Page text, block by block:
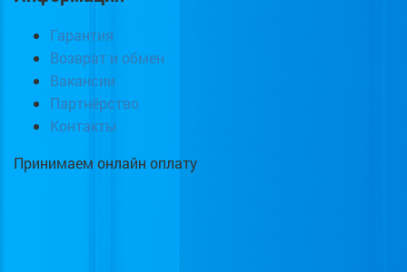
Гарантия
Возврат и обмен
Вакансии
Партнёрство
Контакты
Принимаем онлайн оплату